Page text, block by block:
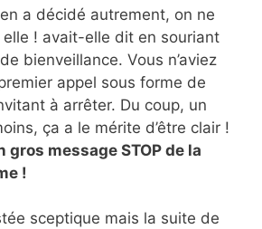
a décidé autrement, on ne
! avait-elle dit en souriant
bienveillance. Vous n’aviez
appel sous forme de
à arrêter. Du coup, un
ça a le mérite d’être clair !
gros message STOP de la
!
sceptique mais la suite de